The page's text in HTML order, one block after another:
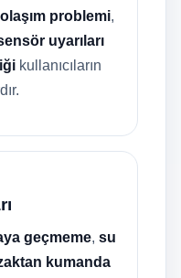
problemi,
uyarıları
kullanıcıların
geçmeme, su
kumanda